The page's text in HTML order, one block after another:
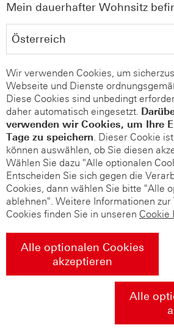
Mein dauerhafter Wohnsitz
Wir verwenden Cookies, um
Webseite und Dienste
Diese Cookies sind unbedingt
daher automatisch eingesetzt.
verwenden wir Cookies, um Ihre
Tage zu speichern. Dieser Cookie
können auswählen, ob Sie diesen
Wählen Sie dazu "Alle optionalen
Entscheiden Sie sich gegen die
Cookies, dann wählen Sie bitte "Alle
ablehnen". Weitere Informationen zur
Cookies finden Sie in unseren Cookie
Alle optionalen Cookies
akzeptieren
Alle